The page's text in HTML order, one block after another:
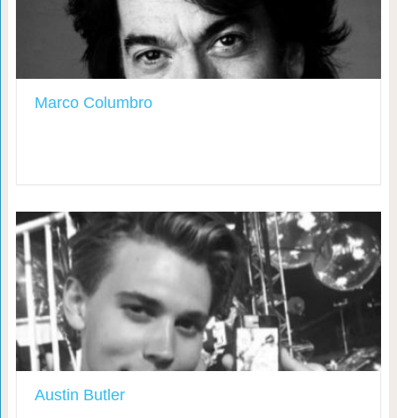
Marco Columbro
Austin Butler